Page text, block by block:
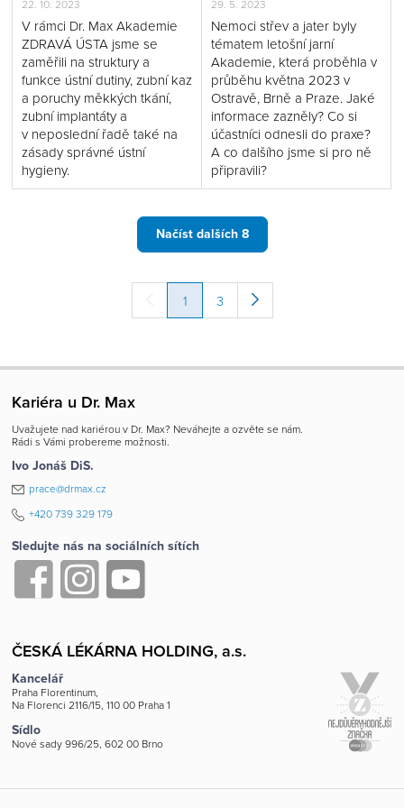
uchováváme po dobu jednoho roku. Toto nastavení
můžete kdykoliv upravitZDE
Bližší informace o ukládání a využívání cookies touto
webovou stránkou, o době vypršení jednotlivých cookies
a o Vašich právech v souvislosti se zpracováním
cookies naleznete v
prohlášení o cookiesa v
Obecných zásadách zpracování osobních údajů.
22. 10. 2023
V rámci Dr. Max Akademie
ZDRAVÁ ÚSTA jsme se
zaměřili na struktury a
funkce ústní dutiny, zubní kaz
a poruchy měkkých tkání,
zubní implantáty a
v neposlední řadě také na
zásady správné ústní
hygieny.
29. 5. 2023
Nemoci střev a jater byly
tématem letošní jarní
Akademie, která proběhla v
průběhu května 2023 v
Ostravě, Brně a Praze. Jaké
informace zazněly? Co si
účastníci odnesli do praxe?
A co dalšího jsme si pro ně
připravili?
1 3
Načíst dalších 8
Kariéra u Dr. Max
Uvažujete nad kariérou v Dr. Max? Neváhejte a ozvěte se nám.
Rádi s Vámi probereme možnosti.
Ivo Jonáš DiS.
prace@drmax.cz
+420 739 329 179
Sledujte nás na sociálních sítích
ČESKÁ LÉKÁRNA HOLDING, a.s.
Kancelář
Praha Florentinum,
Na Florenci 2116/15, 110 00 Praha 1
Sídlo
Nové sady 996/25, 602 00 Brno